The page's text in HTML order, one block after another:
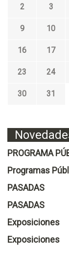
2 3
9 10
16 17
23 24
30
31
PROGRAMA
Programas
PASADAS
PASADAS
Exposiciones
Exposiciones